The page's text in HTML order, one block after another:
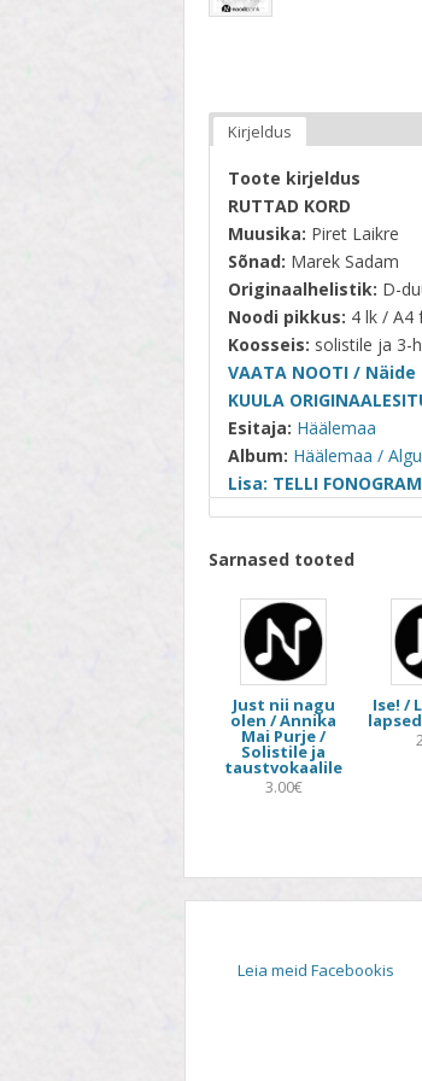
Kirjeldus
Toote kirjeldus
RUTTAD KORD
Muusika: Piret Laikre
Sõnad: Marek Sadam
Originaalhelistik: D-
Noodi pikkus: 4 lk / A4
Koosseis: solistile ja 3-
VAATA NOOTI / Näide
KUULA
Esitaja: Häälemaa
Album: Häälemaa /
Lisa: TELLI
Sarnased tooted
Just nii nagu
olen / Annika
Mai Purje /
Solistile ja
taustvokaalile
3.00€
Ise! /
Leia meid Facebookis